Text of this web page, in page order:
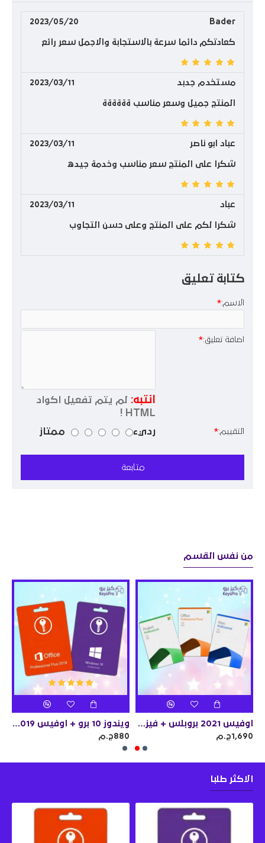
Bader
2023/05/20
كعادتكم دائما سرعة بالاستجابة والاجمل سعر رائع
مستخدم جدبد 2023/03/11
المنتج جميل وسعر مناسب ةةةةةة
عباد ابو ناصر 2023/03/11
شكرا على المنتج سعر مناسب وخدمة جيده
عباد 2023/03/11
شكرا لكم على المنتج وعلى حسن التجاوب
كتابة تعليق
الاسم:
اضافة تعليق:
انتبه:
لم يتم تفعيل اكواد
HTML !
التقييم: رديء ممتاز
متابعة
من نفس القسم
اوفيس 2021 بروبلس + فيزيو 2021 بروفيشنال + بروجيكت 2021 بروفيشنال
1,690ج.م
ويندوز 10 برو + اوفيس 2019 برو بلس
880ج.م
الاكثر طلبا